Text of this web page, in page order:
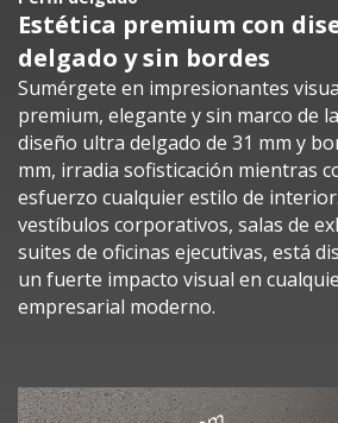
Estética premium con
delgado y sin bordes
Sumérgete en impresionantes
premium, elegante y sin marco de
diseño ultra delgado de 31 mm y
mm, irradia sofisticación mientras
esfuerzo cualquier estilo de
vestíbulos corporativos, salas de
suites de oficinas ejecutivas, está
un fuerte impacto visual en
empresarial moderno.